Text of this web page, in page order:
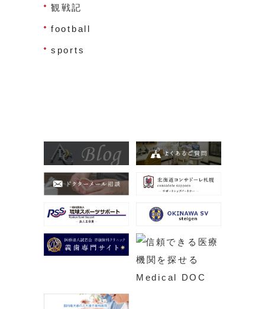
観戦記
football
sports